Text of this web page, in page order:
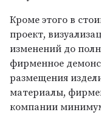
Кроме этого в
проект,
изменений до
фирменное
размещения
материалы,
компании